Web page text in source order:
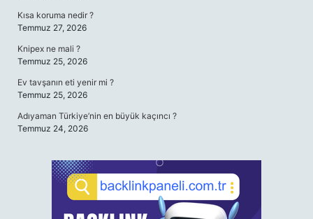
Kısa koruma nedir ?
Temmuz 27, 2026
Knipex ne mali ?
Temmuz 25, 2026
Ev tavşanın eti yenir mi ?
Temmuz 25, 2026
Adıyaman Türkiye’nin en büyük kaçıncı ?
Temmuz 24, 2026